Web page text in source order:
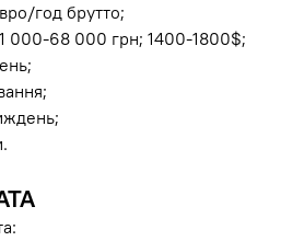
год брутто;
000-68 000 грн; 1400-1800$;